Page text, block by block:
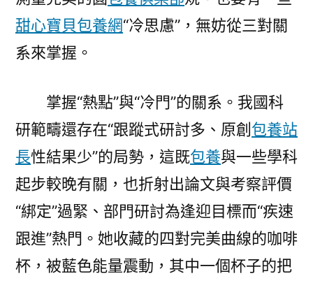
甜心寶貝包養網“冷思慮”，無妨從三對關
系來掌握。
掌握“熱點”與“冷門”的關系。我國科
研範疇還存在“跟蹤式研討多、原創 包養站
長性結果少”的局勢，這既包養與一些學科
起步較晚有關，也折射出論文與考察評價
“綁定”過緊、部門研討為逢迎目標而“疾速
跟進”熱門。她收藏的四對完美曲線的咖啡
杯，被藍色能量震動，其中一個杯子的把